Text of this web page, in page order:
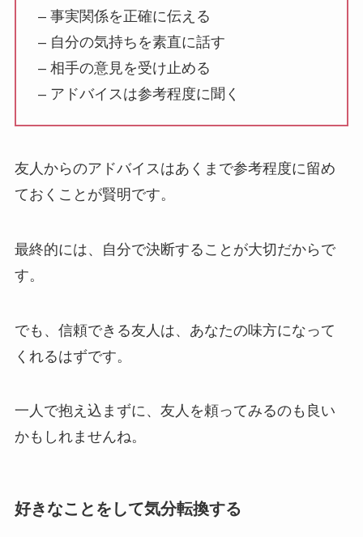
– 事実関係を正確に伝える
– 自分の気持ちを素直に話す
– 相手の意見を受け止める
– アドバイスは参考程度に聞く
友人からのアドバイスはあくまで参考程度に留め
ておくことが賢明です。
最終的には、自分で決断することが大切だからで
す。
でも、信頼できる友人は、あなたの味方になって
くれるはずです。
一人で抱え込まずに、友人を頼ってみるのも良い
かもしれませんね。
好きなことをして気分転換する